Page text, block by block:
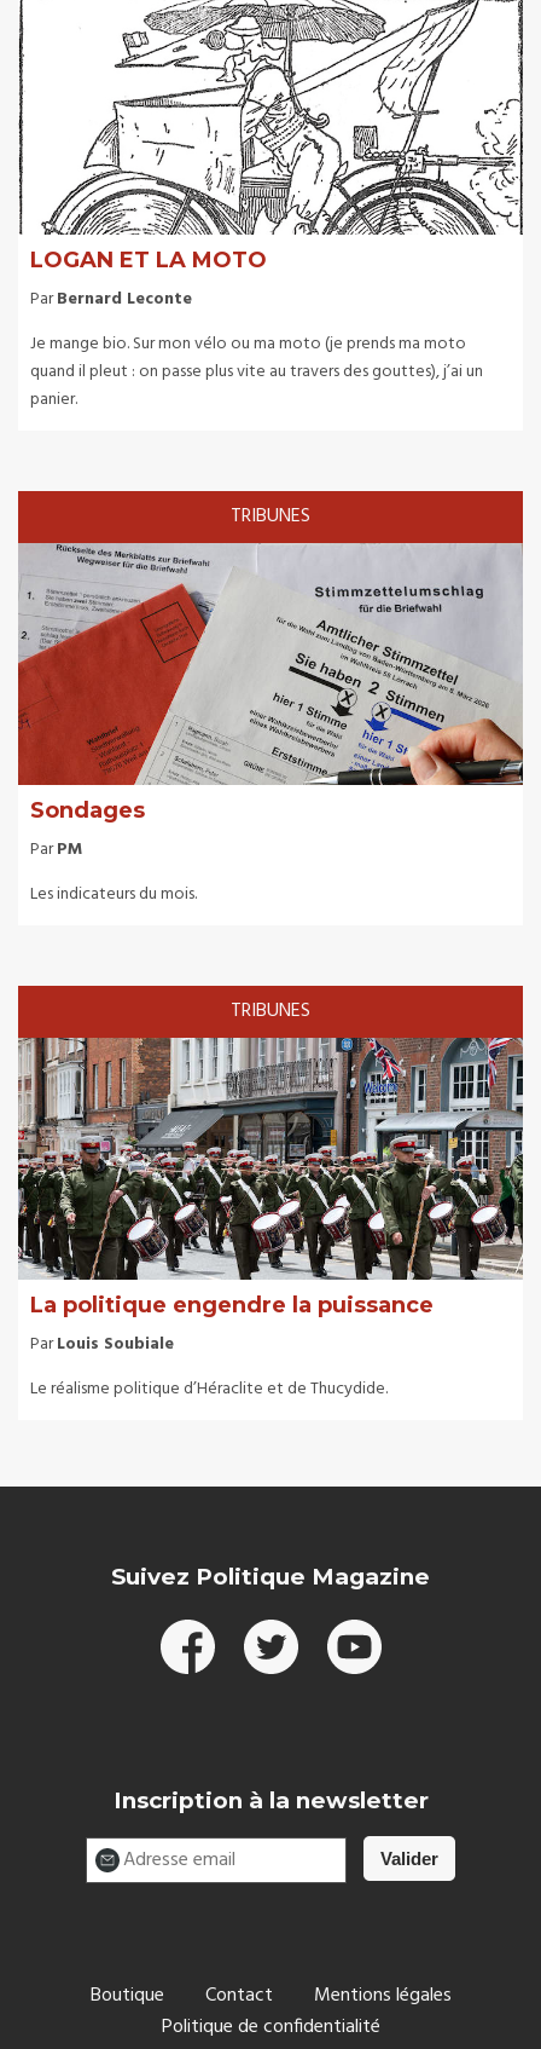
LOGAN ET LA MOTO
ParBernard Leconte
Je mange bio. Sur mon vélo ou ma moto (je prends ma moto
quand il pleut : on passe plus vite au travers des gouttes), j’ai un
panier.
TRIBUNES
Sondages
ParPM
Les indicateurs du mois.
TRIBUNES
La politique engendre la puissance
ParLouis Soubiale
Le réalisme politique d’Héraclite et de Thucydide.
Suivez Politique Magazine
Inscription à la newsletter
Boutique Contact
Mentions légales
Politique de confidentialité